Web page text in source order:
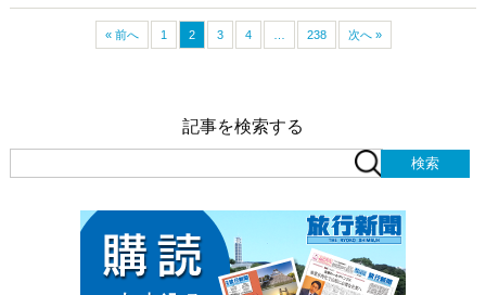
« 前へ 1 2 3 4 238 次へ »
記事を検索する